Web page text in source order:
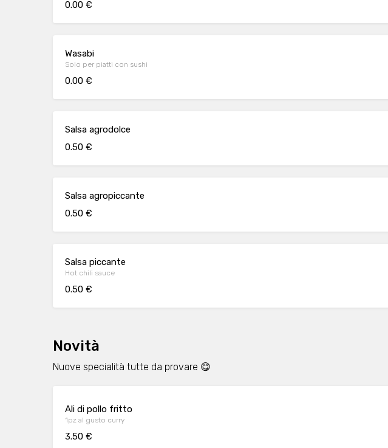
0.00 €
Wasabi
Solo per piatti con sushi
0.00 €
Salsa agrodolce
0.50 €
Salsa agropiccante
0.50 €
Salsa piccante
Hot chili sauce
0.50 €
Novità
Nuove specialità tutte da provare 😋
Ali di pollo fritto
1pz al gusto curry
3.50 €